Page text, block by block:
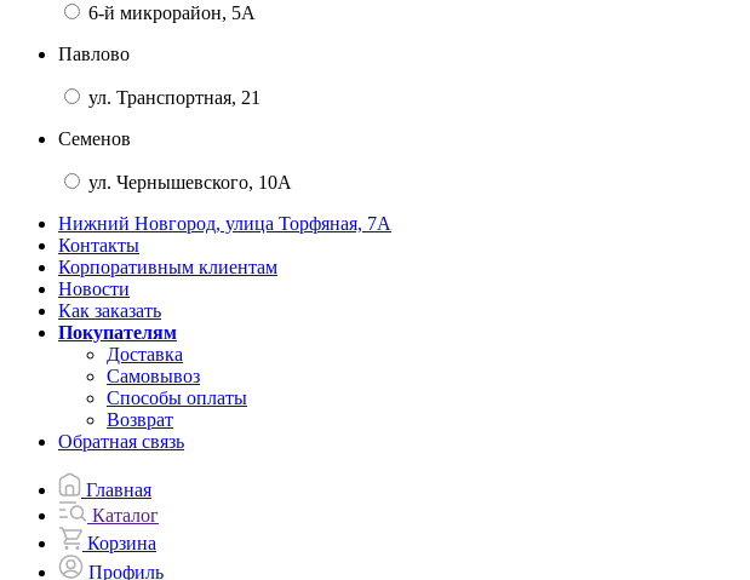
6-й микрорайон, 5А
Павлово
ул. Транспортная, 21
Семенов
ул. Чернышевского, 10А
Нижний Новгород, улица Торфяная, 7А
Контакты
Корпоративным клиентам
Новости
Как заказать
Покупателям
Доставка
Самовывоз
Способы оплаты
Возврат
Обратная связь
Главная
Каталог
Корзина
Профиль